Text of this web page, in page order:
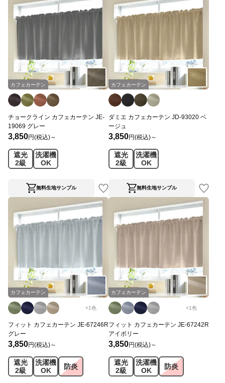
カフェカーテン
チョークライン カフェカーテン JE-
19069 グレー
3,850円(税込)～
遮光
2級
洗濯機
OK
無料生地サンプル
カフェカーテン
ダミエ カフェカーテン JD-93020 ベ
ージュ
3,850円(税込)～
遮光
2級
洗濯機
OK
無料生地サンプル
カフェカーテン
+1色
フィット カフェカーテン JE-67246R
グレー
3,850円(税込)～
遮光
2級
洗濯機
OK
防炎
カフェカーテン
+1色
フィット カフェカーテン JE-67242R
アイボリー
3,850円(税込)～
遮光
2級
洗濯機
OK
防炎